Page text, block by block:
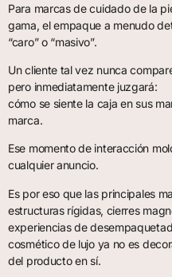
Para marcas de cuidado de la
gama, el empaque a menudo
“caro” o “masivo”.
Un cliente tal vez nunca
pero inmediatamente juzgará:
cómo se siente la caja en sus
marca.
Ese momento de interacción
cualquier anuncio.
Es por eso que las principales
estructuras rígidas, cierres
experiencias de
cosmético de lujo ya no es
del producto en sí.